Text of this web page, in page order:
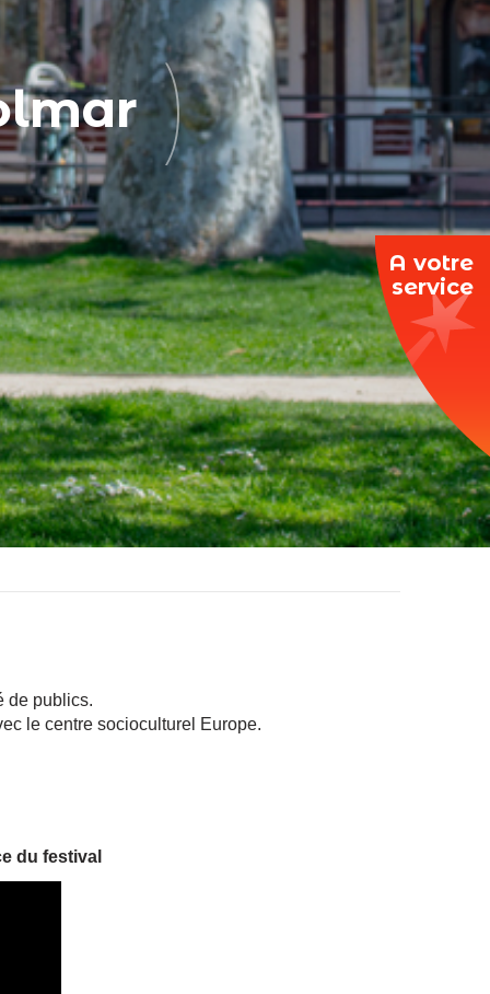
A votre
service
de publics.
le centre socioculturel Europe.
du festival